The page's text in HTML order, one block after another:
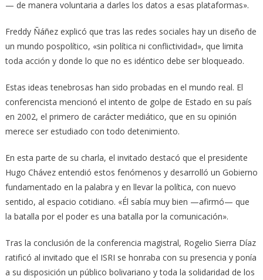
— de manera voluntaria a darles los datos a esas plataformas».
Freddy Ñáñez explicó que tras las redes sociales hay un diseño de
un mundo pospolítico, «sin política ni conflictividad», que limita
toda acción y donde lo que no es idéntico debe ser bloqueado.
Estas ideas tenebrosas han sido probadas en el mundo real. El
conferencista mencionó el intento de golpe de Estado en su país
en 2002, el primero de carácter mediático, que en su opinión
merece ser estudiado con todo detenimiento.
En esta parte de su charla, el invitado destacó que el presidente
Hugo Chávez entendió estos fenómenos y desarrolló un Gobierno
fundamentado en la palabra y en llevar la política, con nuevo
sentido, al espacio cotidiano. «Él sabía muy bien —afirmó— que
la batalla por el poder es una batalla por la comunicación».
Tras la conclusión de la conferencia magistral, Rogelio Sierra Díaz
ratificó al invitado que el ISRI se honraba con su presencia y ponía
a su disposición un público bolivariano y toda la solidaridad de los